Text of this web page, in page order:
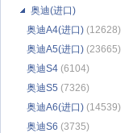
(62)
奥迪(进口)
奥迪A4(进口) (12628)
奥迪A5(进口) (23665)
奥迪S4 (6104)
奥迪S5 (7326)
奥迪A6(进口) (14539)
奥迪S6 (3735)